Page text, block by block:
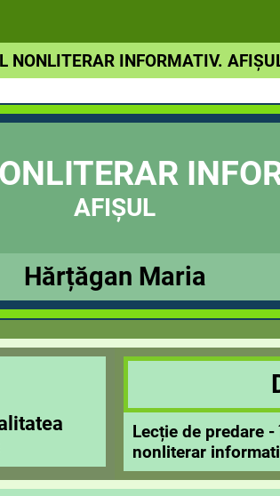
NONLITERAR INFORMATIV.
AFIȘUL
Hărțăgan Maria
Lecție de predare
nonliterar